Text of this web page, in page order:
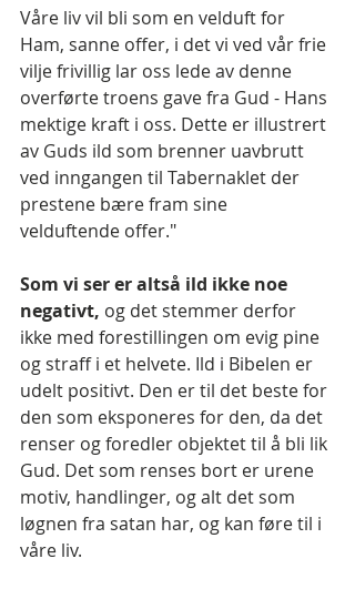
Våre liv vil bli som en velduft for
Ham, sanne offer, i det vi ved vår frie
vilje frivillig lar oss lede av denne
overførte troens gave fra Gud - Hans
mektige kraft i oss. Dette er illustrert
av Guds ild som brenner uavbrutt
ved inngangen til Tabernaklet der
prestene bære fram sine
velduftende offer."
Som vi ser er altså ild ikke noe
negativt, og det stemmer derfor
ikke med forestillingen om evig pine
og straff i et helvete. Ild i Bibelen er
udelt positivt. Den er til det beste for
den som eksponeres for den, da det
renser og foredler objektet til å bli lik
Gud. Det som renses bort er urene
motiv, handlinger, og alt det som
løgnen fra satan har, og kan føre til i
våre liv.